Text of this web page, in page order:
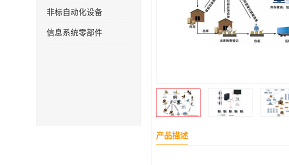
非标自动化设备
信息系统零部件
产品描述